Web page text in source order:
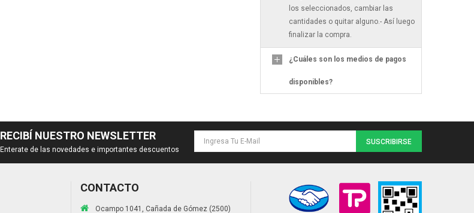
los seleccionados, cambiar las
cantidades o quitar alguno.- Así luego
finalizar la compra.
¿Cuáles son los medios de pagos
disponibles?
RECIBÍ NUESTRO NEWSLETTER
Enterate de las novedades e importantes descuentos
SUSCRIBIRSE
CONTACTO
Ocampo 1041, Cañada de Gómez (2500)